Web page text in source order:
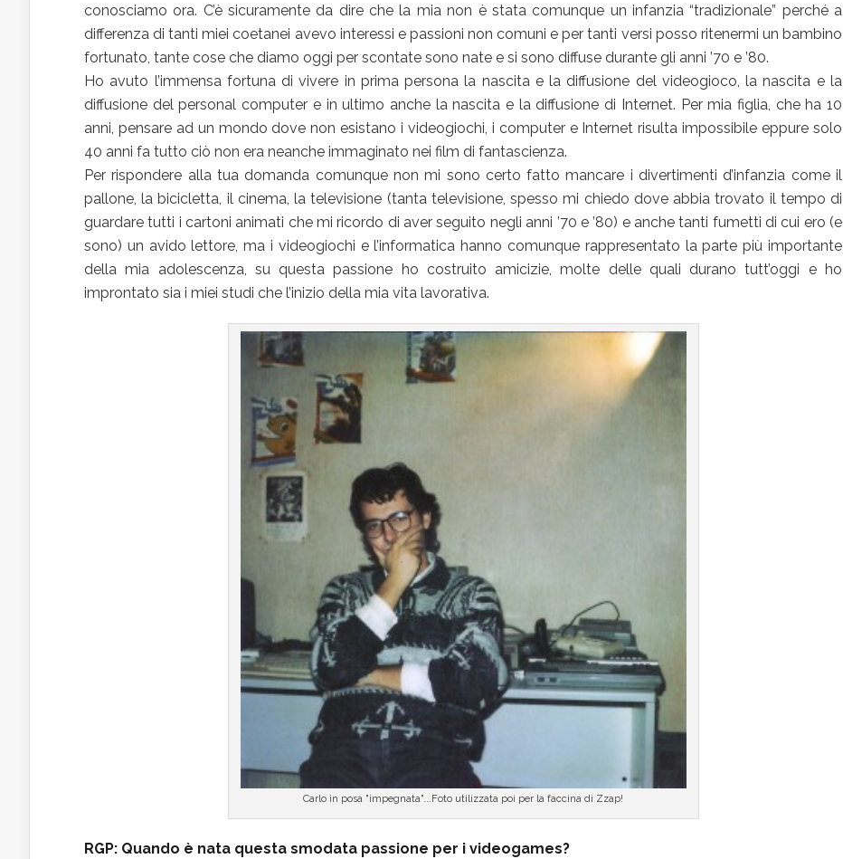
conosciamo ora. C’è sicuramente da dire che la mia non è stata comunque un infanzia “tradizionale” perché a
differenza di tanti miei coetanei avevo interessi e passioni non comuni e per tanti versi posso ritenermi un bambino
fortunato, tante cose che diamo oggi per scontate sono nate e si sono diffuse durante gli anni ’70 e ’80.
Ho avuto l’immensa fortuna di vivere in prima persona la nascita e la diffusione del videogioco, la nascita e la
diffusione del personal computer e in ultimo anche la nascita e la diffusione di Internet. Per mia figlia, che ha 10
anni, pensare ad un mondo dove non esistano i videogiochi, i computer e Internet risulta impossibile eppure solo
40 anni fa tutto ciò non era neanche immaginato nei film di fantascienza.
Per rispondere alla tua domanda comunque non mi sono certo fatto mancare i divertimenti d’infanzia come il
pallone, la bicicletta, il cinema, la televisione (tanta televisione, spesso mi chiedo dove abbia trovato il tempo di
guardare tutti i cartoni animati che mi ricordo di aver seguito negli anni ’70 e ’80) e anche tanti fumetti di cui ero (e
sono) un avido lettore, ma i videogiochi e l’informatica hanno comunque rappresentato la parte più importante
della mia adolescenza, su questa passione ho costruito amicizie, molte delle quali durano tutt’oggi e ho
improntato sia i miei studi che l’inizio della mia vita lavorativa.
Carlo in posa "impegnata"...Foto utilizzata poi per la faccina di Zzap!
RGP: Quando è nata questa smodata passione per i videogames?